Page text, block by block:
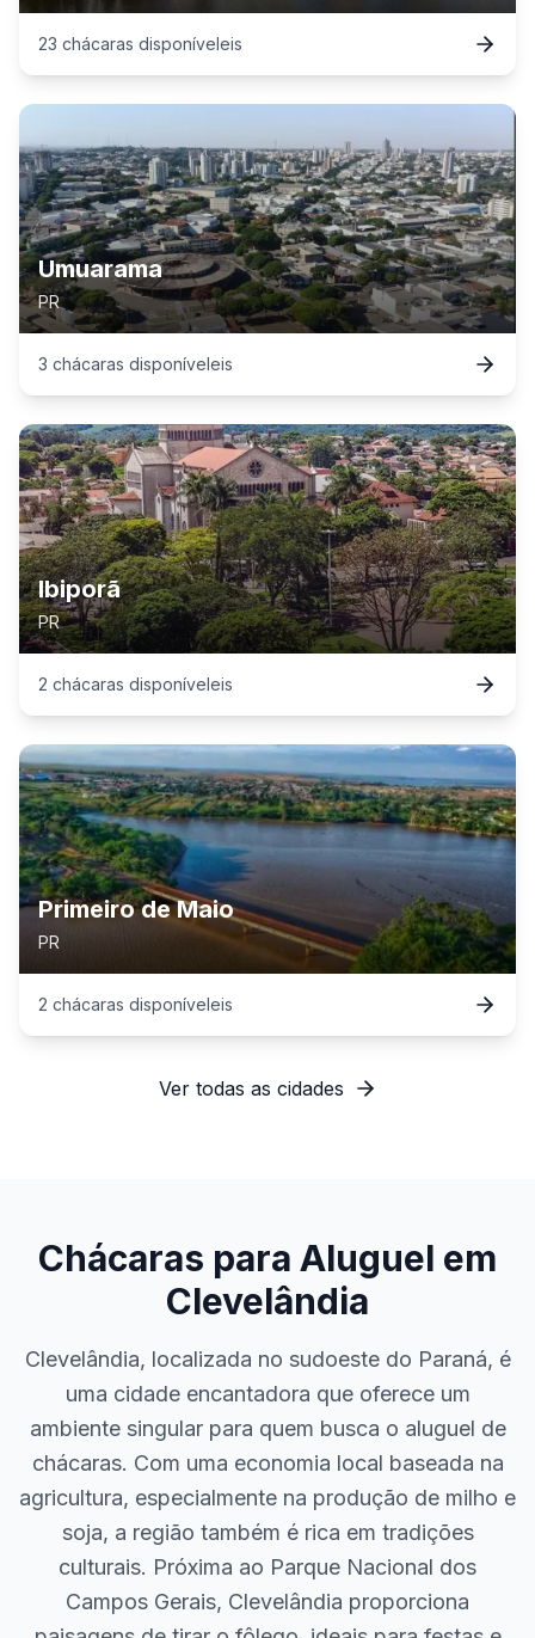
23 chácaras disponíveleis
Umuarama
PR
3 chácaras disponíveleis
Ibiporã
PR
2 chácaras disponíveleis
Primeiro de Maio
PR
2 chácaras disponíveleis
Ver todas as cidades
Chácaras para Aluguel em
Clevelândia
Clevelândia, localizada no sudoeste do Paraná, é
uma cidade encantadora que oferece um
ambiente singular para quem busca o aluguel de
chácaras. Com uma economia local baseada na
agricultura, especialmente na produção de milho e
soja, a região também é rica em tradições
culturais. Próxima ao Parque Nacional dos
Campos Gerais, Clevelândia proporciona